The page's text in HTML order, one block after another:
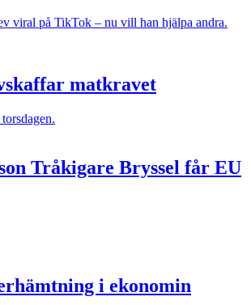
viral på TikTok – nu vill han hjälpa andra.
matkravet
Tråkigare Bryssel får EU
i ekonomin